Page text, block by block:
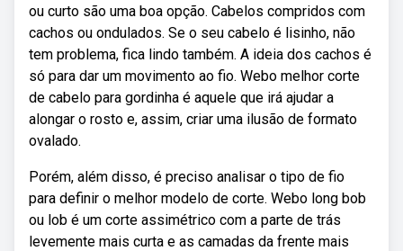
ou curto são uma boa opção. Cabelos compridos com
cachos ou ondulados. Se o seu cabelo é lisinho, não
tem problema, fica lindo também. A ideia dos cachos é
só para dar um movimento ao fio. Webo melhor corte
de cabelo para gordinha é aquele que irá ajudar a
alongar o rosto e, assim, criar uma ilusão de formato
ovalado.
Porém, além disso, é preciso analisar o tipo de fio
para definir o melhor modelo de corte. Webo long bob
ou lob é um corte assimétrico com a parte de trás
levemente mais curta e as camadas da frente mais